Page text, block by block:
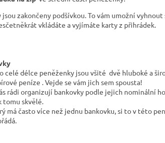
zakončeny podšívkou. To vám umožní vyhnout
vkládáte a vyjímáte karty z přihrádek.
celé délce peněženky jsou všité dvě hluboké a
peníze . Vejde se vám jich sem spousta!
rádi organizují bankovky podle jejich nominální
tomu skvělé.
má často více než jednu bankovku, si to v této